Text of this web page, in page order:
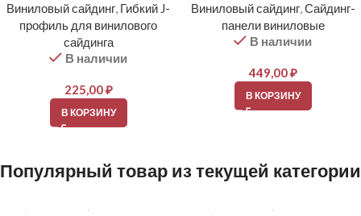
Виниловый сайдинг, Гибкий J-
профиль для винилового
сайдинга
В наличии
225,00₽
В КОРЗИНУ
Виниловый сайдинг,Сайдинг-
панели виниловые
В наличии
449,00₽
В КОРЗИНУ
Популярный товар из текущей категории